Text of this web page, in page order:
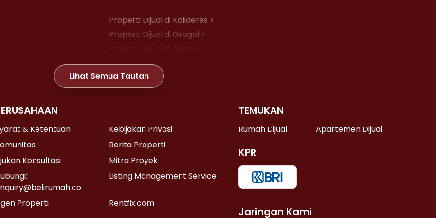
Properti Dijual di Kalideres >
Properti Dijual di Grogol >
Properti Dijual di Meruya >
Properti Dijual di Joglo >
Properti Dijual di Senen >
Properti Dijual di Cikini >
Properti Dijual di Pasar Baru >
Properti Dijual di Lebak Bulus >
Lihat Semua Tautan
& Ketentuan
Kebijakan Privasi
Berita Properti
Konsultasi
Mitra Proyek
Listing Management Service
Properti Rentfix.com
TEMUKAN
Rumah Dijual Apartemen Dijual
KPR
Jaringan Kami